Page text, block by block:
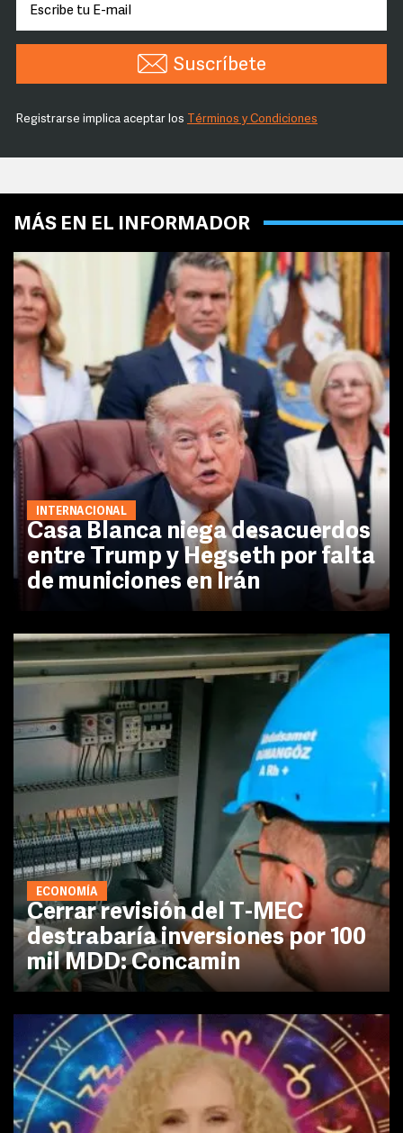
Suscríbete
Registrarse implica aceptar los Términos y Condiciones
MÁS EN EL INFORMADOR
INTERNACIONAL
Casa Blanca niega desacuerdos
entre Trump y Hegseth por falta
de municiones en Irán
ECONOMÍA
Cerrar revisión del T-MEC
destrabaría inversiones por 100
mil MDD: Concamin